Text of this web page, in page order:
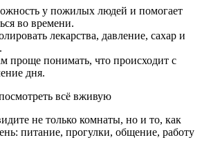
у пожилых людей и помогает
во времени.
лекарства, давление, сахар и
проще понимать, что происходит с
дня.
всё вживую
не только комнаты, но и то, как
питание, прогулки, общение, работу